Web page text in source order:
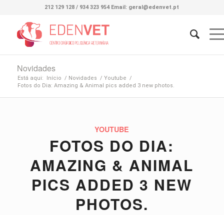
212 129 128 / 934 323 954 Email: geral@edenvet.pt
Novidades
Está aqui: Início / Novidades / Youtube /
Fotos do Dia: Amazing & Animal pics added 3 new photos.
YOUTUBE
FOTOS DO DIA:
AMAZING & ANIMAL
PICS ADDED 3 NEW
PHOTOS.